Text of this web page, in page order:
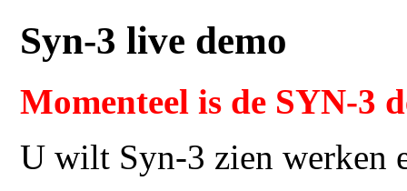
Syn-3 live demo
Momenteel is de SYN-3
U wilt Syn-3 zien werken